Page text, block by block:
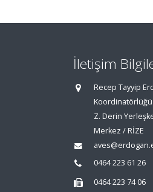
İletişim
Recep Tayyip
Koordinatörlüğü
Z. Derin
Merkez / RİZE
0464 223 61 26
0464 223 74 06